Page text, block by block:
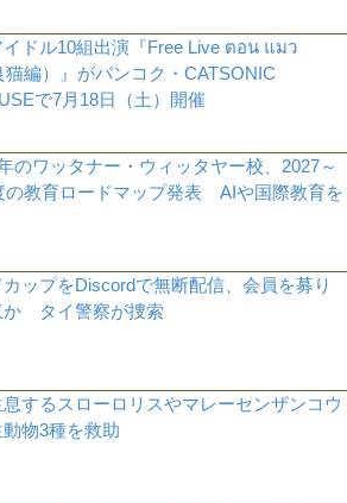
イドル10組出演『Free Live ตอน แมว
猫編）』がバンコク・CATSONIC
で7月18日（土）開催
のワッタナー・ウィッタヤー校、2027～
の教育ロードマップ発表 AIや国際教育を
カップをDiscordで無断配信、会員を募り
か タイ警察が捜索
息するスローロリスやマレーセンザンコウ
物3種を救助